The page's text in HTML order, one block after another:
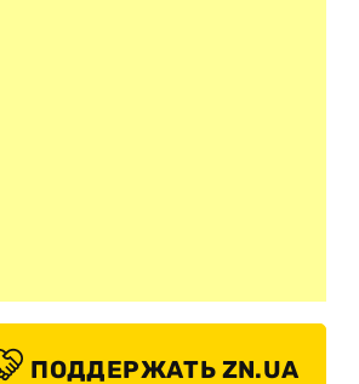
ПОДДЕРЖАТЬ ZN.UA